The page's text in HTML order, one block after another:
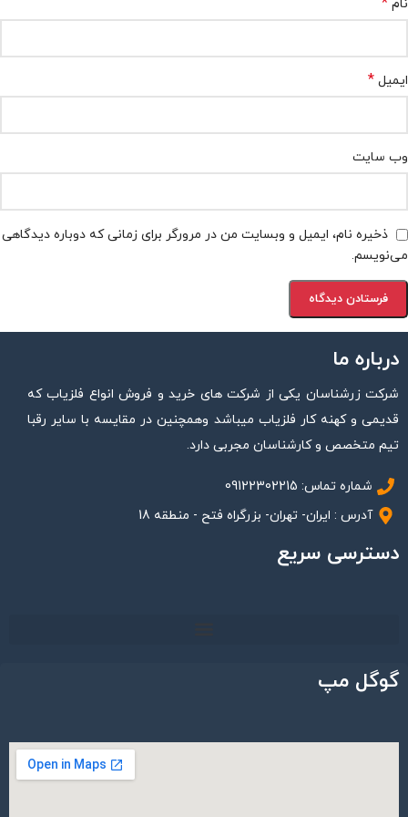
نام
ایمیل *
وب‌ سایت
ذخیره نام، ایمیل و وبسایت من در مرورگر برای زمانی که دوباره دیدگاهی
می‌نویسم.
درباره ما
شرکت زرشناسان یکی از شرکت های خرید و فروش انواع فلزیاب که
قدیمی و کهنه کار فلزیاب میباشد وهمچنین در مقایسه با سایر رقبا
تیم متخصص و کارشناسان مجربی دارد.
شماره تماس: 09122302215
آدرس : ایران- تهران- بزرگراه فتح - منطقه 18
دسترسی سریع
گوگل مپ